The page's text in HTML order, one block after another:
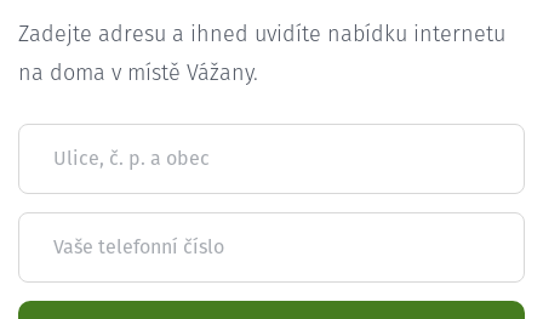
Zadejte adresu a ihned uvidíte nabídku internetu
na doma v místě Vážany.
Ulice, č. p. a obec
Vaše telefonní číslo